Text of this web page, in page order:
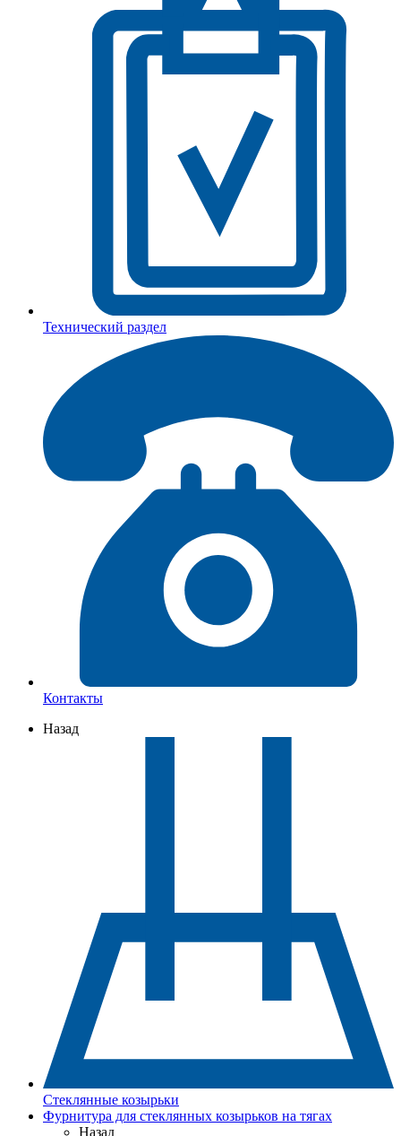
Технический раздел
Контакты
Назад
Стеклянные козырьки
Фурнитура для стеклянных козырьков на тягах
Назад